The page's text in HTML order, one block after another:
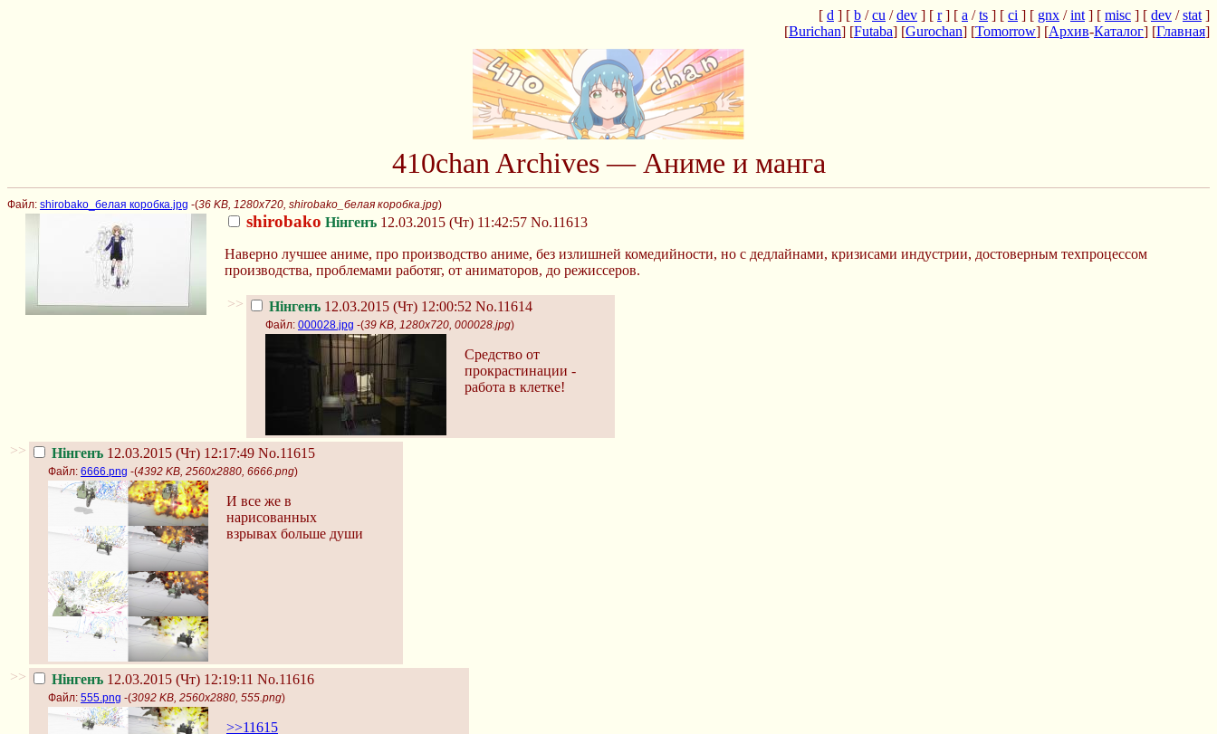
[ d ] [ b /cu /dev ] [ r] [ a /ts ] [ ci ] [ gnx /int ] [ misc ] [ dev /stat ]
[Burichan] [Futaba] [Gurochan] [Tomorrow] [Архив-Каталог] [Главная]
410chan Archives — Аниме и манга
Файл: shirobako_белая коробка.jpg -(36 KB, 1280x720, shirobako_белая коробка.jpg)
shirobako Нінгенъ 12.03.2015 (Чт) 11:42:57 No.11613
Наверно лучшее аниме, про производство аниме, без излишней комедийности, но с дедлайнами, кризисами индустрии, достоверным техпроцессом
производства, проблемами работяг, от аниматоров, до режиссеров.
>> Нінгенъ 12.03.2015 (Чт) 12:00:52 No.11614
Файл: 000028.jpg -(39 KB, 1280x720, 000028.jpg)
Средство от
прокрастинации -
работа в клетке!
>> Нінгенъ 12.03.2015 (Чт) 12:17:49 No.11615
Файл: 6666.png -(4392 KB, 2560x2880, 6666.png)
И все же в
нарисованных
взрывах больше души
>> Нінгенъ 12.03.2015 (Чт) 12:19:11 No.11616
Файл: 555.png -(3092 KB, 2560x2880, 555.png)
>>11615